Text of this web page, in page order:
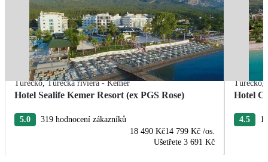
Turecko,Turecká riviéra - Kemer
Hotel Sealife Kemer Resort (ex PGS Rose)
5.0
319 hodnocení zákazníků
18 490 Kč14 799 Kč /os.
Ušetřete 3 691 Kč
Turecko,
Hotel
4.5